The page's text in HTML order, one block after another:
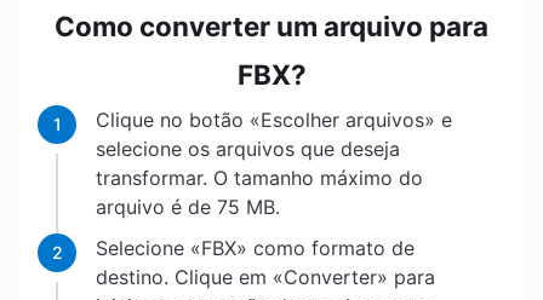
Como converter um arquivo para
FBX?
1
Clique no botão «Escolher arquivos» e
selecione os arquivos que deseja
transformar. O tamanho máximo do
arquivo é de 75 MB.
2
Selecione «FBX» como formato de
destino. Clique em «Converter» para